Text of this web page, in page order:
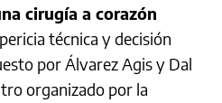
cirugía a corazón
técnica y decisión
por Álvarez Agis y Dal
organizado por la